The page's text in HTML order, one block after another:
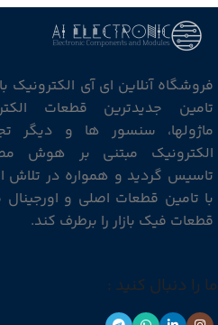
فروشگاه آنلاین ای آی الکترونیک
تامین جدیدترین قطعات
ماژولها، سنسور ها و دیگر
الکترونیک مبتنی بر هوش
تاسیس گردید و همواره در تلاش
با تامین قطعات اصلی و
قطعات فیک بازار را برطرف کند.
ما را دنبال کنید :